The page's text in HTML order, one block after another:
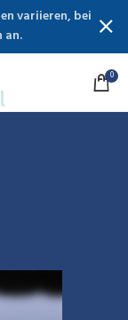
0
variieren, bei
an.